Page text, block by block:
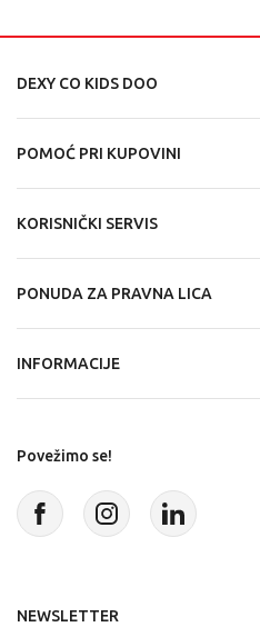
DEXY CO KIDS DOO
POMOĆ PRI KUPOVINI
KORISNIČKI SERVIS
PONUDA ZA PRAVNA LICA
INFORMACIJE
Povežimo se!
NEWSLETTER